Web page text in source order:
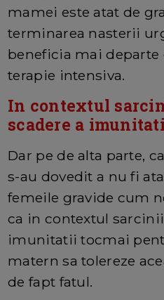
mamei este atat de
terminarea nasterii
beneficia mai departe
terapie intensiva.
In contextul
scadere a
Dar pe de alta parte,
s-au dovedit a nu fi
femeile gravide cum
ca in contextul
imunitatii tocmai
matern sa tolereze
de fapt fatul.